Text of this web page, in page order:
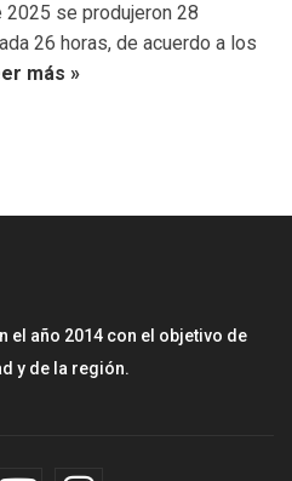
2025 se produjeron 28
26 horas, de acuerdo a los
más »
el año 2014 con el objetivo de
y de la región.